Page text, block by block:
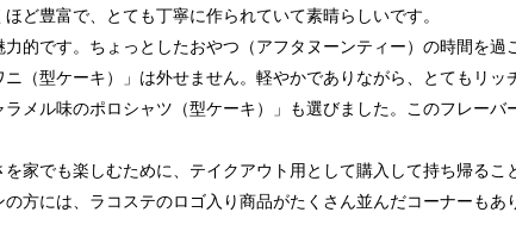
ほど豊富で、とても丁寧に作られていて素晴らしいです。
的です。ちょっとしたおやつ（アフタヌーンティー）の時間を過
（型ケーキ）」は外せません。軽やかでありながら、とてもリッ
メル味のポロシャツ（型ケーキ）」も選びました。このフレー
家でも楽しむために、テイクアウト用として購入して持ち帰るこ
方には、ラコステのロゴ入り商品がたくさん並んだコーナーもあ